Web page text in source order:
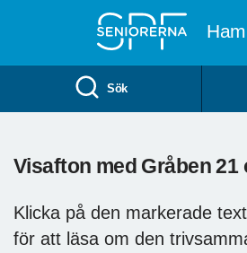
Sök
Visafton med Gråben 21
Klicka på den markerade
för att läsa om den